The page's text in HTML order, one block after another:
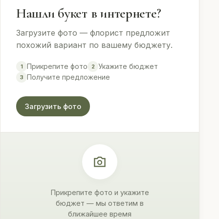
Нашли букет в интернете?
Загрузите фото — флорист предложит
похожий вариант по вашему бюджету.
1 Прикрепите фото 2 Укажите бюджет
3 Получите предложение
Загрузить фото
Прикрепите фото и укажите
бюджет — мы ответим в
ближайшее время